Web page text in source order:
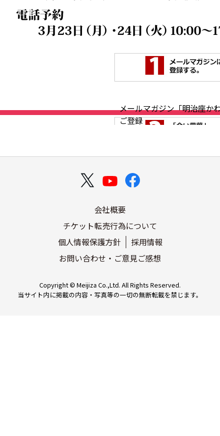
メールマガジン「明治座か
ご登録ください。
予約に必要な「合言葉」を
届けいたします。
〈配信日時〉 3月17日（
頃・3月21日（土）9:15頃
「合言葉」のメールに沿っ
ださい。
葉は同一です。
※観光券のお取り扱いはできません。
会社概要
チケット転売行為について
個人情報保護方針
採用情報
お問い合わせ・ご意見ご感想
Copyright © Meijiza Co.,Ltd. All Rights Reserved.
当サイト内に掲載の内容・写真等の一切の無断転載を禁じます。